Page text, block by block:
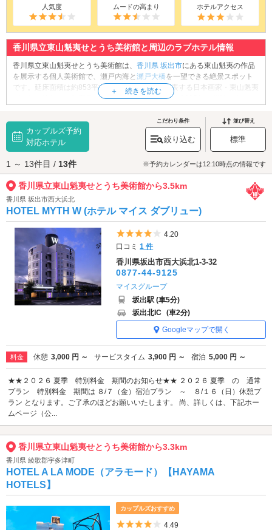
人気度 ムードの高まり ホテルアクセス
香川県立東山魁夷せとうち美術館と周辺のラブホテル情報
香川県立東山魁夷せとうち美術館は、 香川県 坂出市にある東山魁夷の作品
を展示する個人美術館で、瀬戸内海と 瀬戸大橋を一望できる絶景スポット
です。延床面積は約853平方メートル。日本を代表する日本画家・東山魁夷
が生前に訪れた「櫃石島」ゆかりの地に建てられ、2005年に開館しまし
さしい色彩や風景に触れることができます。静寂と光が溶け合う展示空間
は、カップルでのんびりとアートに浸るのにぴったり。美術鑑賞のあと
は、館内のカフェへ。大きな窓越しに広がる穏やかな瀬戸内海を眺めなが
ら、ゆったりとしたティータイムが楽しめます。晴れた日には、瀬戸大橋
を背景に記念撮影をするのもおすすめ。心を癒す時間を、大切な人と一緒
に過ごしてみませんか。
香川県立東山魁夷せとうち美術館へは、坂出・丸亀・宇多津エリアのラブ
ホテルからもアクセスが便利です。
カップルズ予約
対応ホテル
こだわり条件
絞り込む
並び替え
標準
1 ～ 13件目 / 13件 ※予約カレンダーは12:10時点の情報です
香川県立東山魁夷せとうち美術館から3.5km
香川県 坂出市西大浜北
HOTEL MYTH W (ホテル マイス ダブリュー)
5つ星のうち4
4.20
口コミ1 件
香川県坂出市西大浜北1-3-32
0877-44-9125
マイスグループ
坂出駅 (車5分)
坂出北IC (車2分)
Googleマップで開く
料金 休憩 3,000 円 ～ サービスタイム 3,900 円 ～ 宿泊 5,000 円 ～
★★２０２６ 夏季 特別料金 期間のお知らせ★★ ２０２６ 夏季 の 通常
プラン 特別料金 期間は ８/７（金）宿泊プラン ～ ８/１６（日）休憩プ
ラン となります。ご了承のほどお願いいたします。 尚、詳しくは、下記ホー
ムページ（公...
香川県立東山魁夷せとうち美術館から3.3km
香川県 綾歌郡宇多津町
HOTEL A LA MODE（アラモード）【HAYAMA
HOTELS】
カップルズおすすめ
5つ星のうち4
4.49